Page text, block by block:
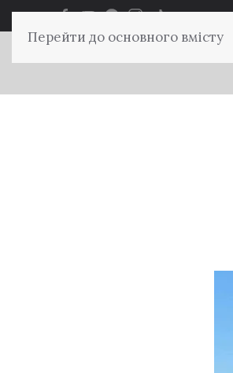
Перейти до основного вмісту